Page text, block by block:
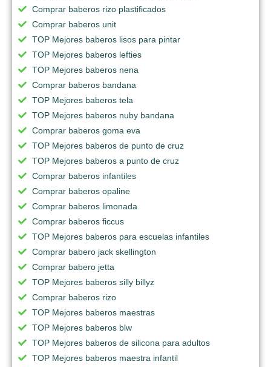
Comprar baberos rizo plastificados
Comprar baberos unit
TOP Mejores baberos lisos para pintar
TOP Mejores baberos lefties
TOP Mejores baberos nena
Comprar baberos bandana
TOP Mejores baberos tela
TOP Mejores baberos nuby bandana
Comprar baberos goma eva
TOP Mejores baberos de punto de cruz
TOP Mejores baberos a punto de cruz
Comprar baberos infantiles
Comprar baberos opaline
Comprar baberos limonada
Comprar baberos ficcus
TOP Mejores baberos para escuelas infantiles
Comprar babero jack skellington
Comprar babero jetta
TOP Mejores baberos silly billyz
Comprar baberos rizo
TOP Mejores baberos maestras
TOP Mejores baberos blw
TOP Mejores baberos de silicona para adultos
TOP Mejores baberos maestra infantil